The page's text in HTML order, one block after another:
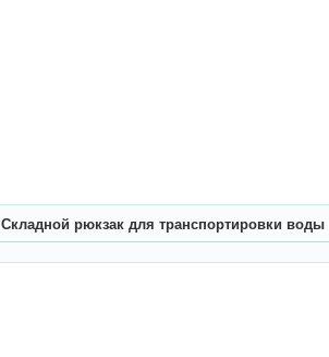
Складной рюкзак для транспортировки воды